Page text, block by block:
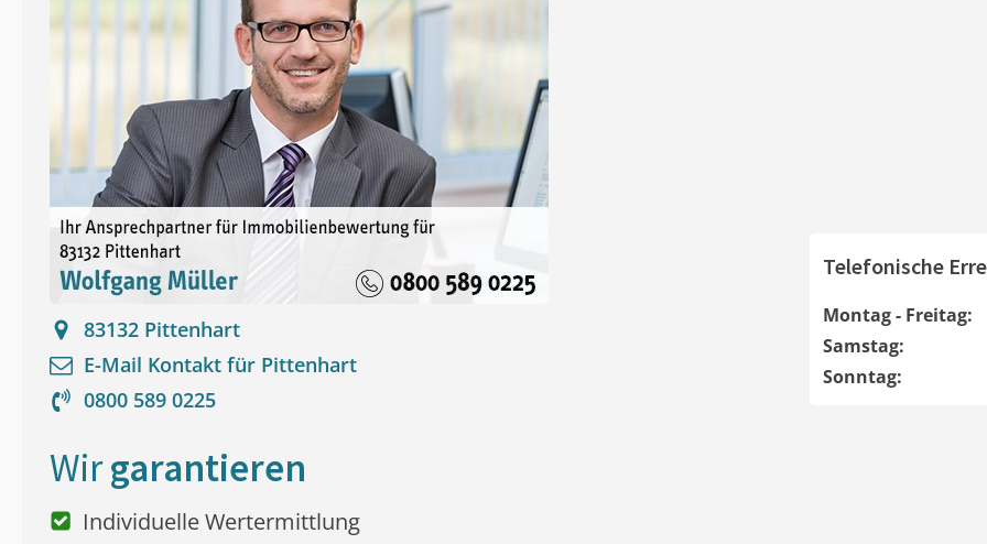
83132 Pittenhart
E-Mail Kontakt für Pittenhart
0800 589 0225
Telefonische
Montag - Freitag:
Samstag:
Sonntag:
Wirgarantieren
Individuelle Wertermittlung